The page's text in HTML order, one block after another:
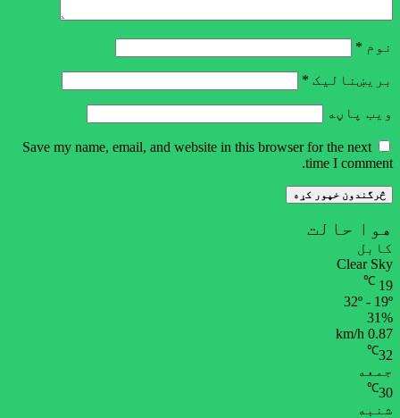
نوم *
بریښنالیک *
ویب پاڼه
Save my name, email, and website in this browser for the next
time I comment.
هوا حالت
کابل
Clear Sky
19
℃
32º - 19º
31%
0.87 km/h
32
℃
جمعه
30
℃
شنبه